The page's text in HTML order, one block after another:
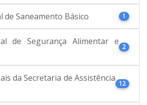
de Saneamento Básico 1
de Segurança Alimentar e
2
da Secretaria de Assistência
12